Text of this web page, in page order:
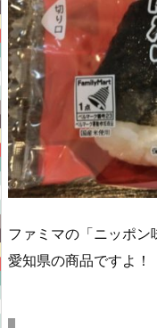
ファミマの「ニッポン
愛知県の商品ですよ！